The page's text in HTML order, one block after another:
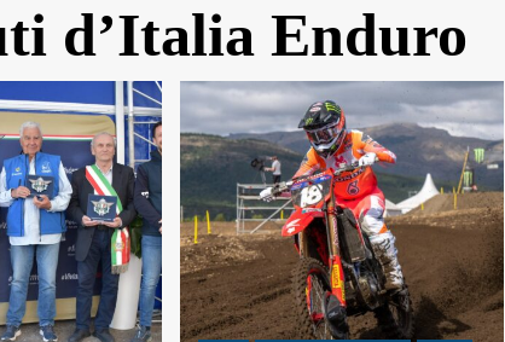
d’Italia Enduro